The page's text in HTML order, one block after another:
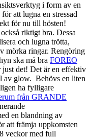
i form av en
att lugna en stressad
för nu till hösten!
riktigt bra. Dessa
och lugna trötta,
mörka ringar. Rengöring
ska må bra FOREO
det! Det är en effektiv
av glow. Behövs en liten
ha fylligare
från GRANDE
en blandning av
att främja uppkomsten
veckor med full